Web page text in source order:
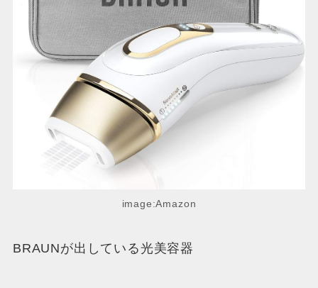
image:Amazon
BRAUNが出している光美容器